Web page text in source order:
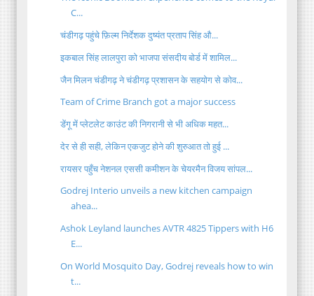
C...
चंडीगढ़ पहुंचे फ़िल्म निर्देशक दुष्यंत प्रताप सिंह औ...
इकबाल सिंह लालपुरा को भाजपा संसदीय बोर्ड में शामिल...
जैन मिलन चंडीगढ़ ने चंडीगढ़ प्रशासन के सहयोग से कोव...
Team of Crime Branch got a major success
डेंगू में प्लेटलेट काउंट की निगरानी से भी अधिक महत...
देर से ही सही, लेकिन एकजुट होने की शुरुआत तो हुई ...
रायसर पहुँच नेशनल एससी कमीशन के चेयरमैन विजय सांपल...
Godrej Interio unveils a new kitchen campaign
ahea...
Ashok Leyland launches AVTR 4825 Tippers with H6
E...
On World Mosquito Day, Godrej reveals how to win
t...